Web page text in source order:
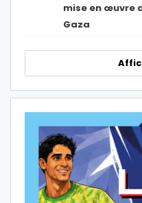
mise en œuvre
Gaza